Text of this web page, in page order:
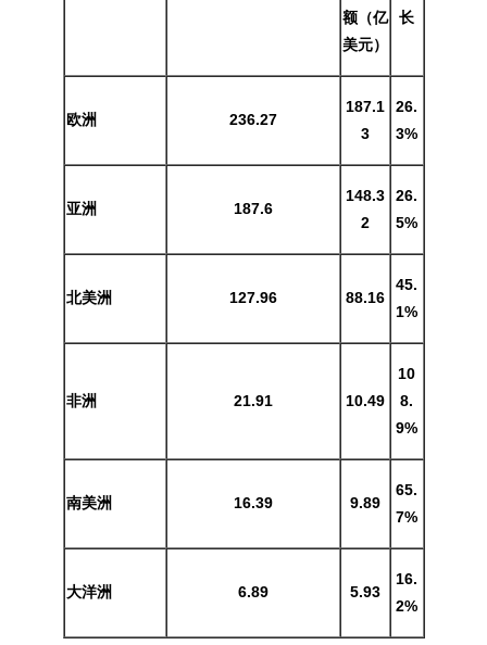
额（亿
美元）
长
欧洲 236.27
187.1
3
26.
3%
亚洲 187.6
148.3
2
26.
5%
北美洲 127.96 88.16
45.
1%
非洲 21.91 10.49
10
8.
9%
南美洲 16.39 9.89
65.
7%
大洋洲 6.89 5.93
16.
2%